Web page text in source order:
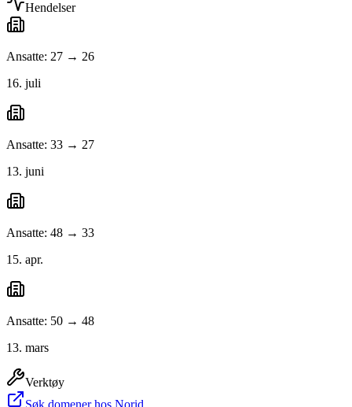
Hendelser
Ansatte: 27 → 26
16. juli
Ansatte: 33 → 27
13. juni
Ansatte: 48 → 33
15. apr.
Ansatte: 50 → 48
13. mars
Verktøy